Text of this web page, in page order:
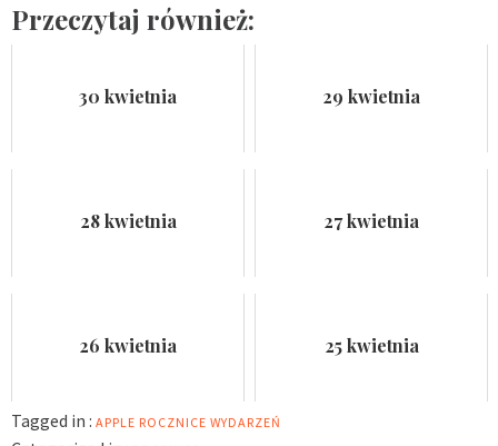
Przeczytaj również:
30 kwietnia 29 kwietnia
28 kwietnia 27 kwietnia
26 kwietnia 25 kwietnia
Tagged in : APPLE ROCZNICE WYDARZEŃ